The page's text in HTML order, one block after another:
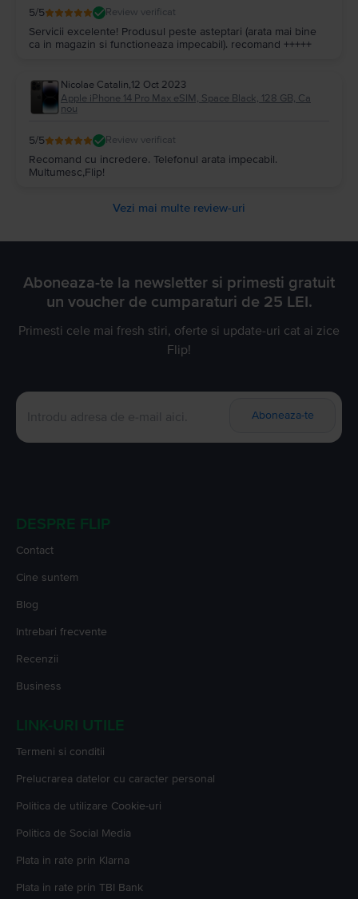
5/5 Review verificat
Servicii excelente! Produsul peste asteptari (arata mai bine
ca in magazin si functioneaza impecabil). recomand +++++
Nicolae Catalin,12 Oct 2023
Apple iPhone 14 Pro Max eSIM, Space Black, 128 GB, Ca
nou
5/5 Review verificat
Recomand cu incredere. Telefonul arata impecabil.
Multumesc,Flip!
Vezi mai multe review-uri
Aboneaza-te la newsletter si primesti gratuit
un voucher de cumparaturi de 25 LEI.
Primesti cele mai fresh stiri, oferte si update-uri cat ai zice
Flip!
Aboneaza-te
DESPRE FLIP
Contact
Cine suntem
Blog
Intrebari frecvente
Recenzii
Business
LINK-URI UTILE
Termeni si conditii
Prelucrarea datelor cu caracter personal
Politica de utilizare Cookie-uri
Politica de Social Media
Plata in rate prin Klarna
Plata in rate prin TBI Bank